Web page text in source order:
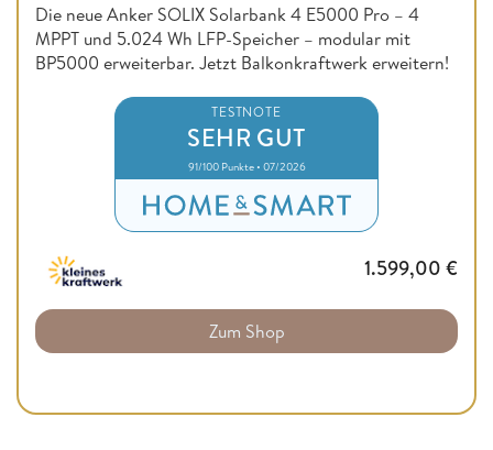
Die neue Anker SOLIX Solarbank 4 E5000 Pro – 4
MPPT und 5.024 Wh LFP-Speicher – modular mit
BP5000 erweiterbar. Jetzt Balkonkraftwerk erweitern!
TESTNOTE
SEHR GUT
91/100 Punkte • 07/2026
1.599,00 €
Zum Shop